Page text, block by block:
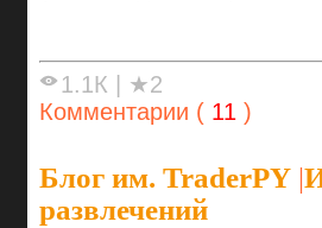
1.1К
★2
Комментарии ( 11 )
Блог им. TraderPY |
развлечений